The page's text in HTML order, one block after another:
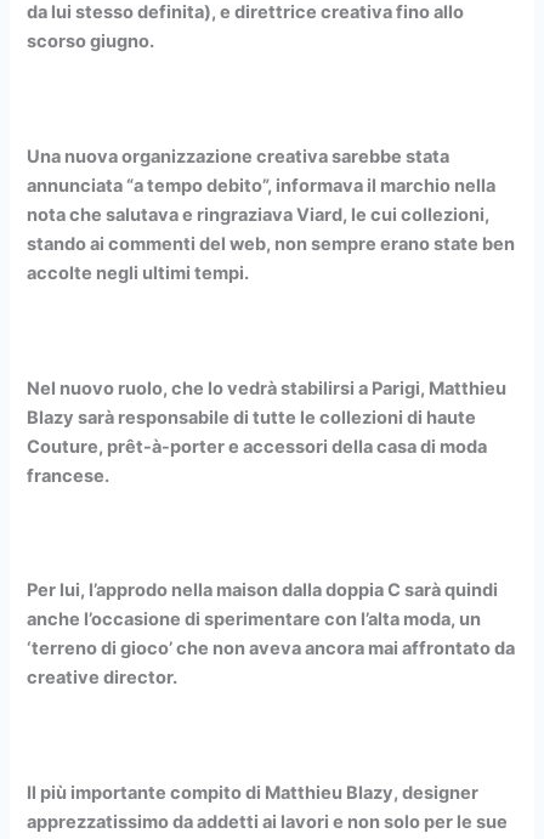
da lui stesso definita), e direttrice creativa fino allo
scorso giugno.
Una nuova organizzazione creativa sarebbe stata
annunciata “a tempo debito”, informava il marchio nella
nota che salutava e ringraziava Viard, le cui collezioni,
stando ai commenti del web, non sempre erano state ben
accolte negli ultimi tempi.
Nel nuovo ruolo, che lo vedrà stabilirsi a Parigi, Matthieu
Blazy sarà responsabile di tutte le collezioni di haute
Couture, prêt-à-porter e accessori della casa di moda
francese.
Per lui, l’approdo nella maison dalla doppia C sarà quindi
anche l’occasione di sperimentare con l’alta moda, un
‘terreno di gioco’ che non aveva ancora mai affrontato da
creative director.
Il più importante compito di Matthieu Blazy, designer
apprezzatissimo da addetti ai lavori e non solo per le sue